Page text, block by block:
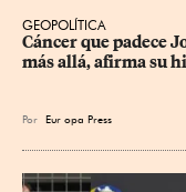
GEOPOLÍTICA
Cáncer que padece
más allá, afirma su
Por Eur opa Press